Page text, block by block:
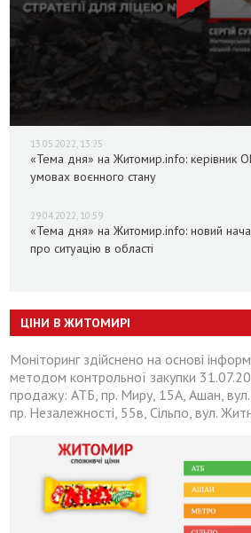
13.05.2022, 13:25
«Тема дня» на Житомир.info: керівник
умовах воєнного стану
29.04.2022, 10:59
«Тема дня» на Житомир.info: новий
про ситуацію в області
ЦІНИ В ЖИТОМИРІ
Моніторинг здійснено на основі
методом контрольної закупки
продажу: АТБ, пр. Миру, 15А, Ашан,
пр. Незалежності, 55в, Сільпо, вул.